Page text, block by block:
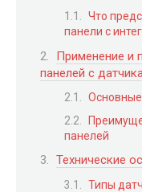
Что
панели с
Применение и
панелей с
панелей
Технические
Типы